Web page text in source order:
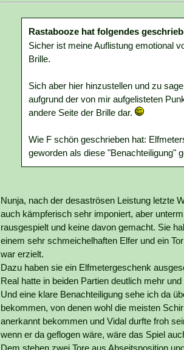
Rastabooze hat folgendes
Sicher ist meine Auflistung emotional
Brille.
Sich aber hier hinzustellen und zu
aufgrund der von mir aufgelisteten
andere Seite der Brille dar.
Wie F schön geschrieben hat:
geworden als diese "Benachteiligung"
Nunja, nach der desaströsen Leistung letzte
auch kämpferisch sehr imponiert, aber
rausgespielt und keine davon gemacht. Sie
einem sehr schmeichelhaften Elfer und ein
war erzielt.
Dazu haben sie ein Elfmetergeschenk
Real hatte in beiden Partien deutlich mehr
Und eine klare Benachteiligung sehe ich da
bekommen, von denen wohl die meisten
anerkannt bekommen und Vidal durfte froh
wenn er da geflogen wäre, wäre das Spiel